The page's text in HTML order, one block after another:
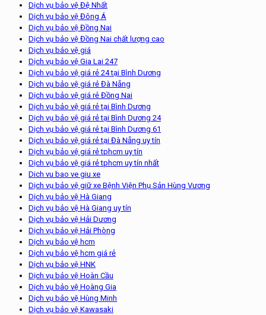
Dịch vụ bảo vệ Đệ Nhất
Dịch vụ bảo vệ Đông Á
Dịch vụ bảo vệ Đồng Nai
Dịch vụ bảo vệ Đồng Nai chất lượng cao
Dịch vụ bảo vệ giá
Dịch vụ bảo vệ Gia Lai 247
Dịch vụ bảo vệ giá rẻ 24 tại Bình Dương
Dịch vụ bảo vệ giá rẻ Đà Nẵng
Dịch vụ bảo vệ giá rẻ Đồng Nai
Dịch vụ bảo vệ giá rẻ tại Bình Dương
Dịch vụ bảo vệ giá rẻ tại Bình Dương 24
Dịch vụ bảo vệ giá rẻ tại Bình Dương 61
Dịch vụ bảo vệ giá rẻ tại Đà Nẵng uy tín
Dịch vụ bảo vệ giá rẻ tphcm uy tín
Dịch vụ bảo vệ giá rẻ tphcm uy tín nhất
Dich vu bao ve giu xe
Dịch vụ bảo vệ giữ xe Bệnh Viện Phụ Sản Hùng Vương
Dịch vụ bảo vệ Hà Giang
Dịch vụ bảo vệ Hà Giang uy tín
Dịch vụ bảo vệ Hải Dương
Dịch vụ bảo vệ Hải Phòng
Dịch vụ bảo vệ hcm
Dịch vụ bảo vệ hcm giá rẻ
Dịch vụ bảo vệ HNK
Dịch vụ bảo vệ Hoàn Cầu
Dịch vụ bảo vệ Hoàng Gia
Dịch vụ bảo vệ Hùng Minh
Dịch vụ bảo vệ Kawasaki